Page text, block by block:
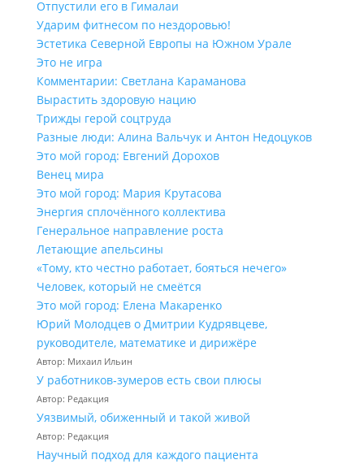
Отпустили его в Гималаи
Ударим фитнесом по нездоровью!
Эстетика Северной Европы на Южном Урале
Это не игра
Комментарии: Светлана Караманова
Вырастить здоровую нацию
Трижды герой соцтруда
Разные люди: Алина Вальчук и Антон Недоцуков
Это мой город: Евгений Дорохов
Венец мира
Это мой город: Мария Крутасова
Энергия сплочённого коллектива
Генеральное направление роста
Летающие апельсины
«Тому, кто честно работает, бояться нечего»
Человек, который не смеётся
Это мой город: Елена Макаренко
Юрий Молодцев о Дмитрии Кудрявцеве,
руководителе, математике и дирижёре
Автор: Михаил Ильин
У работников‑зумеров есть свои плюсы
Автор: Редакция
Уязвимый, обиженный и такой живой
Автор: Редакция
Научный подход для каждого пациента